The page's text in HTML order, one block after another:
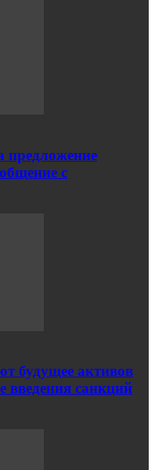
предложение
с
будущее активов
введения санкций